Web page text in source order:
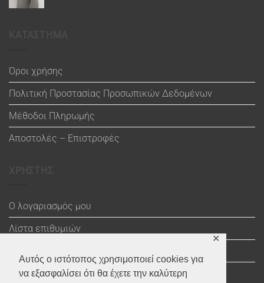
Αυτός ο ιστότοπος χρησιμοποιεί cookies για
να εξασφαλίσει ότι θα έχετε την καλύτερη
✕
Όροι χρήσης
Πολιτική Προστασίας Προσωπικών Δεδομένων
Μέθοδοι Πληρωμής
Αποστολές – Επιστροφές
Ο λογαριασμός μου
Λίστα επιθυμιών
Ολοκλήρωση αγοράς